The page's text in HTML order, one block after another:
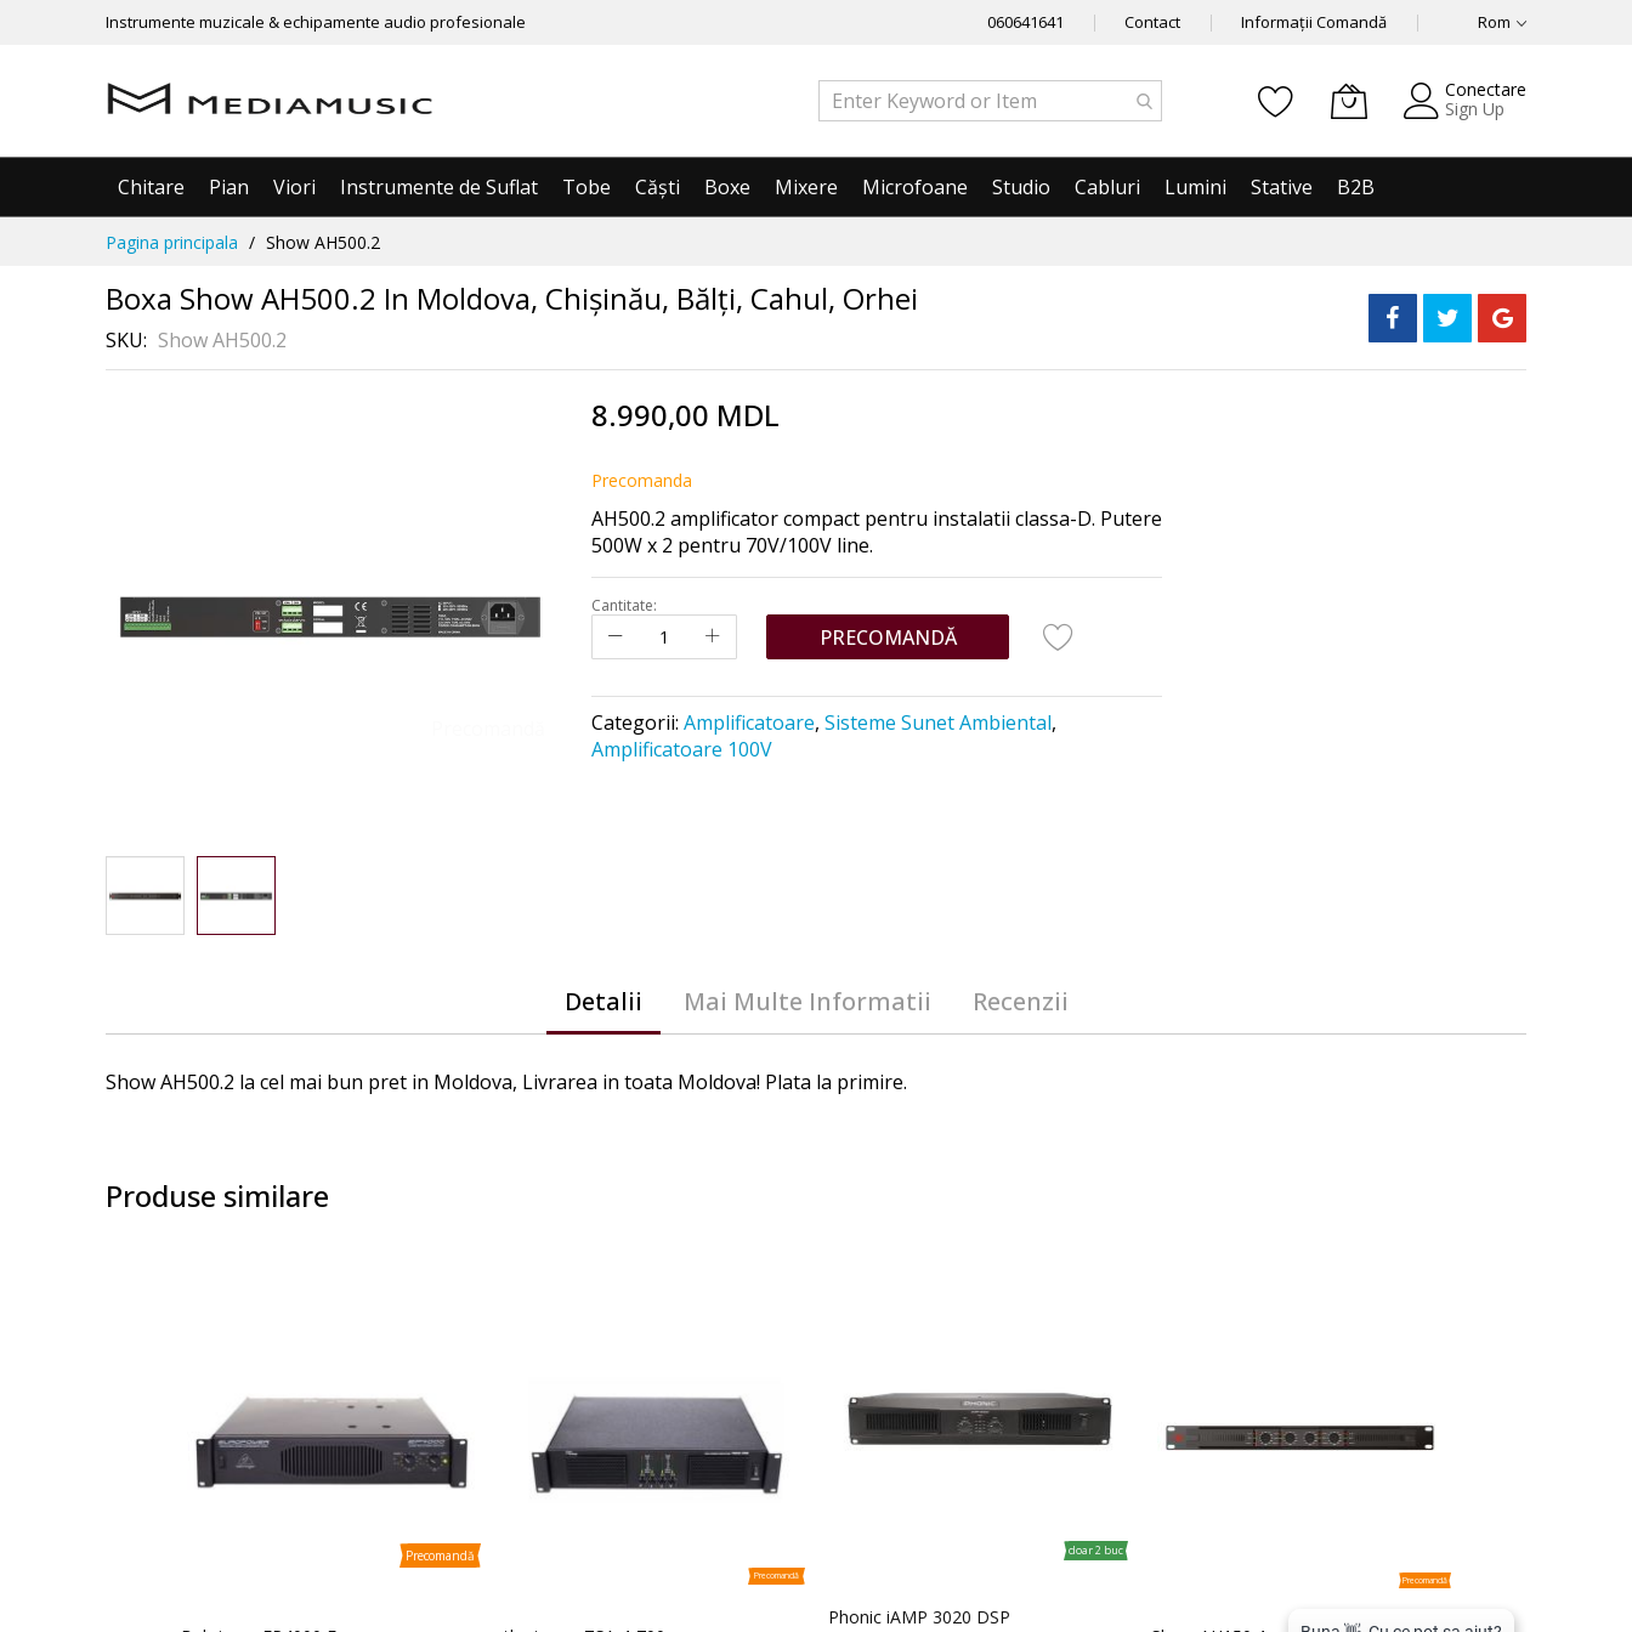
Instrumente muzicale & echipamente audio profesionale 060641641 Contact Informații Comandă Rom
Conectare
Sign Up
Chitare Pian Viori Instrumente de Suflat Tobe Căști Boxe Mixere Microfoane Studio Cabluri Lumini Stative
B2B
Pagina principala Show AH500.2
Boxa Show AH500.2 In Moldova, Chișinău, Bălți, Cahul, Orhei
SKU Show AH500.2
gallery
beginning
the
8.990,00 MDL
Precomanda
AH500.2 amplificator compact pentru instalatii classa-D. Putere
500W x 2 pentru 70V/100V line.
Cantitate:
PRECOMANDĂ
Categorii: Amplificatoare, Sisteme Sunet Ambiental,
Amplificatoare 100V
Detalii
Show AH500.2 la cel mai bun pret in Moldova, Livrarea in toata Moldova! Plata la primire.
Mai Multe Informatii Recenzii
Produse similare
Precomandă
Precomandă
doar 2 buc
Phonic iAMP 3020 DSP
Precomandă